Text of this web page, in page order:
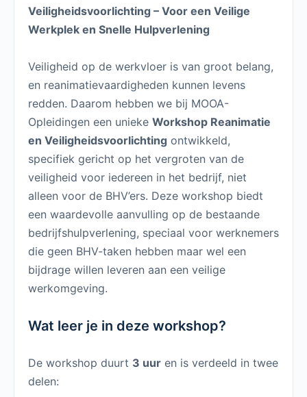
Veiligheidsvoorlichting – Voor een Veilige
Werkplek en Snelle Hulpverlening
Veiligheid op de werkvloer is van groot belang,
en reanimatievaardigheden kunnen levens
redden. Daarom hebben we bij MOOA-
Opleidingen een unieke Workshop Reanimatie
en Veiligheidsvoorlichting ontwikkeld,
specifiek gericht op het vergroten van de
veiligheid voor iedereen in het bedrijf, niet
alleen voor de BHV’ers. Deze workshop biedt
een waardevolle aanvulling op de bestaande
bedrijfshulpverlening, speciaal voor werknemers
die geen BHV-taken hebben maar wel een
bijdrage willen leveren aan een veilige
werkomgeving.
Wat leer je in deze workshop?
De workshop duurt 3 uur en is verdeeld in twee
delen: